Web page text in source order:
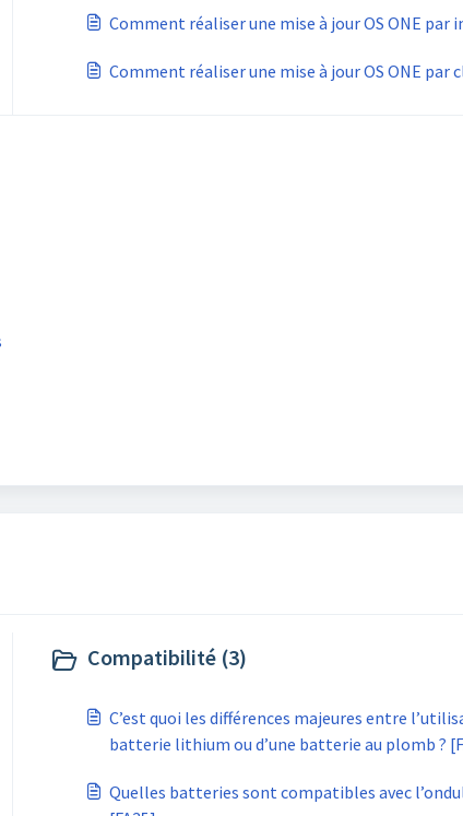
Comment réaliser une mise à jour OS ONE par
Comment réaliser une mise à jour OS ONE par
Compatibilité (3)
C’est quoi les différences majeures entre
batterie lithium ou d’une batterie au plomb ?
Quelles batteries sont compatibles avec